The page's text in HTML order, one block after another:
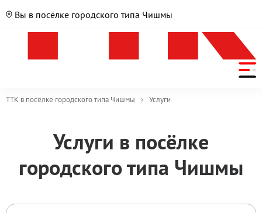
Вы в посёлке городского типа Чишмы
ТТК в посёлке городского типа Чишмы › Услуги
Услуги в посёлке
городского типа Чишмы
Список